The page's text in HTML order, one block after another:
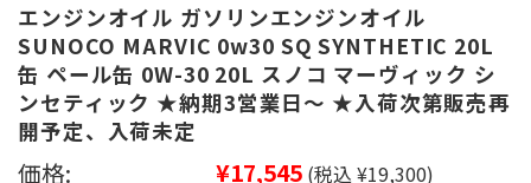
エンジンオイル ガソリンエンジンオイル
SUNOCO MARVIC 0w30 SQ SYNTHETIC 20L
缶 ペール缶 0W-30 20L スノコ マーヴィック シ
ンセティック ★納期3営業日～ ★入荷次第販売再
開予定、入荷未定
価格: ¥17,545 (税込 ¥19,300)